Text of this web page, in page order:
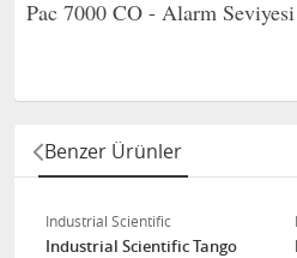
Pac 7000 CO - Alarm
Benzer Ürünler
Industrial Scientific
Industrial Scientific Tango